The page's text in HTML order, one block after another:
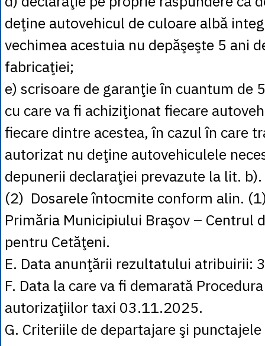
deţine autovehicul de culoare albă
vechimea acestuia nu depăşeşte 5 ani
fabricaţiei;
e) scrisoare de garanţie în cuantum de
cu care va fi achiziţionat fiecare
fiecare dintre acestea, în cazul în care
autorizat nu deţine autovehiculele
depunerii declaraţiei prevazute la lit. b).
(2) Dosarele întocmite conform alin.
Primăria Municipiului Braşov – Centrul
pentru Cetăţeni.
E. Data anunţării rezultatului atribuirii:
F. Data la care va fi demarată
autorizaţiilor taxi 03.11.2025.
G. Criteriile de departajare şi